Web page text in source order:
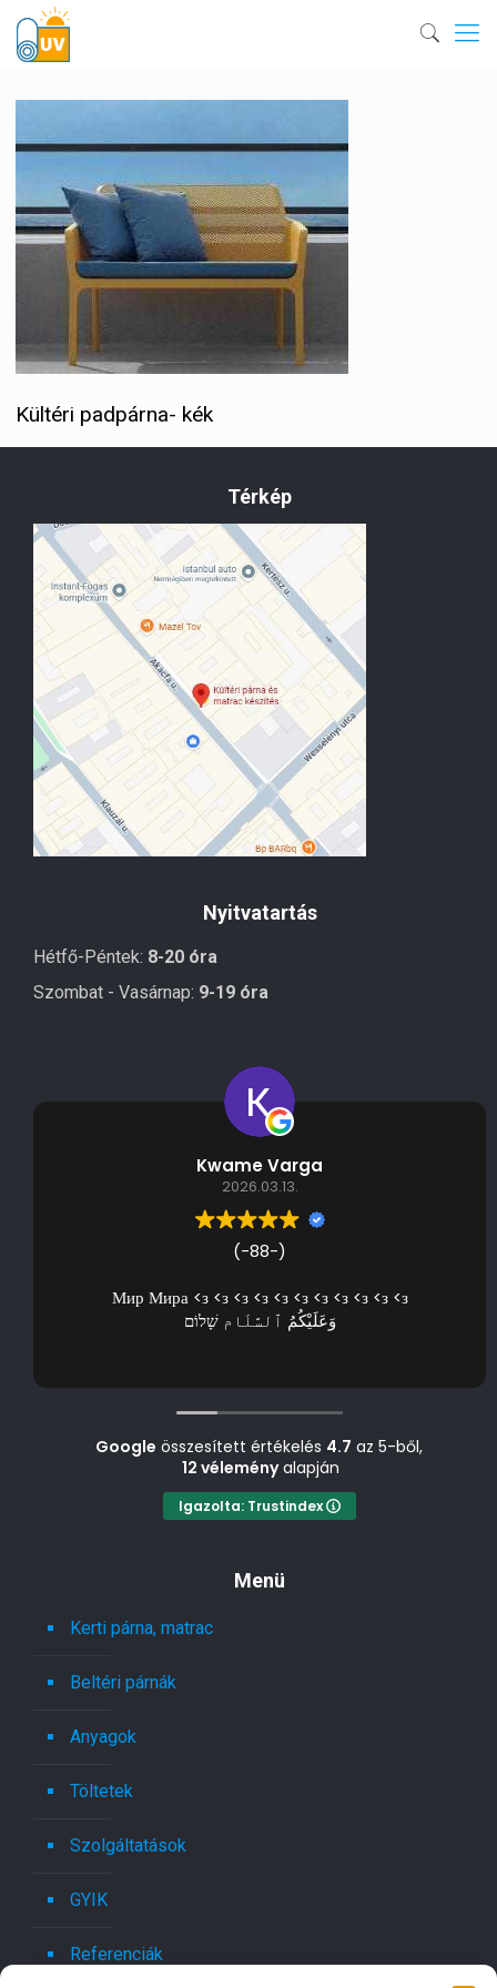
Kültéri padpárna- kék
Térkép
Nyitvatartás
Hétfő-Péntek: 8-20 óra
Szombat - Vasárnap: 9-19 óra
Kwame Varga
2026.03.13.
(-88-)
Мир Мира <з <з <з <з <з <з <з <з <з <з <з
وَعَلَيْكُمُ ٱلسَّلَام שָׁלוֹם
Google összesített értékelés 4.7 az 5-ből,
12 véleményalapján
Igazolta: Trustindex
Menü
Kerti párna, matrac
Beltéri párnák
Anyagok
Töltetek
Szolgáltatások
GYIK
Referenciák